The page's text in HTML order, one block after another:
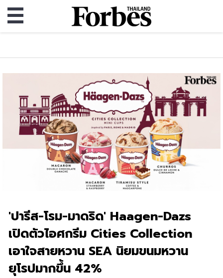
'ปารีส-โรม-มาดริด' ​Haagen-Dazs
เปิดตัวไอศกรีม Cities Collection
เอาใจสายหวาน SEA นิยมขนมหวาน
ยุโรปมากขึ้น 42%